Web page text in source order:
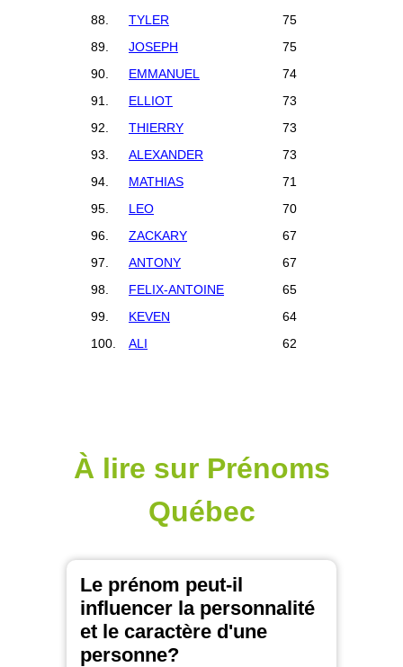
88. TYLER
75
89.
JOSEPH
75
90.
EMMANUEL
74
91.
ELLIOT
73
92.
THIERRY
73
93.
ALEXANDER
73
94.
MATHIAS
71
95.
LEO
70
96.
ZACKARY
67
97.
ANTONY
67
98.
FELIX-ANTOINE
65
99.
KEVEN
64
100.
ALI 62
À lire sur Prénoms
Québec
Le prénom peut-il
influencer la personnalité
et le caractère d'une
personne?